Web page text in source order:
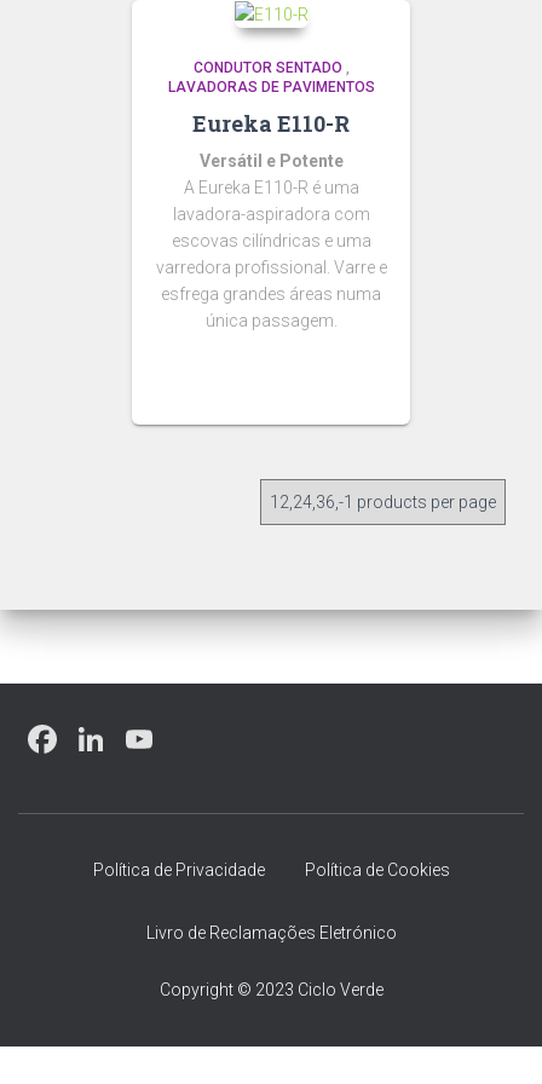
CONDUTOR SENTADO ,
LAVADORAS DE PAVIMENTOS
Eureka E110-R
Versátil e Potente
A Eureka E110-R é uma
lavadora-aspiradora com
escovas cilíndricas e uma
varredora profissional. Varre e
esfrega grandes áreas numa
única passagem.
F
ce
Li
e
dI
u
T
b
e
C
h
Política de Privacidade Política de Cookies
Livro de Reclamações Eletrónico
Copyright © 2023 Ciclo Verde